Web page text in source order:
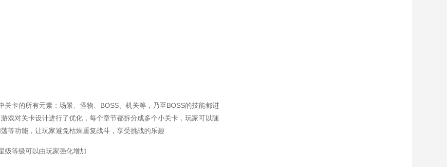
卡的所有元素：场景、怪物、BOSS、机关等，乃至BOSS的技能都进
戏对关卡设计进行了优化，每个章节都拆分成多个小关卡，玩家可以随
等功能，让玩家避免枯燥重复战斗，享受挑战的乐趣
级等级可以由玩家强化增加